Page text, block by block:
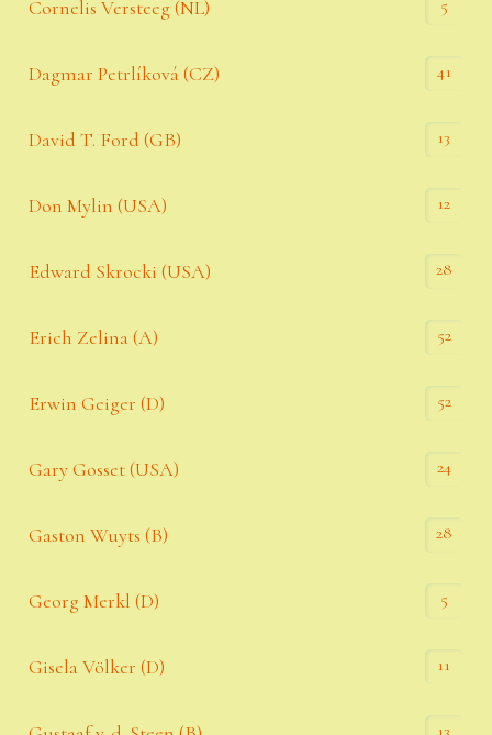
Cornelis Versteeg (NL) 5
Dagmar Petrlíková (CZ) 41
David T. Ford (GB) 13
Don Mylin (USA) 12
Edward Skrocki (USA) 28
Erich Zelina (A) 52
Erwin Geiger (D) 52
Gary Gosset (USA) 24
Gaston Wuyts (B) 28
Georg Merkl (D) 5
Gisela Völker (D) 11